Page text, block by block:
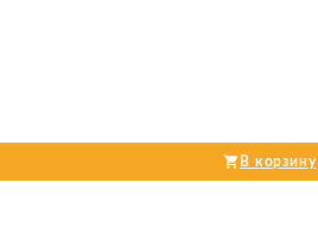
В корзину